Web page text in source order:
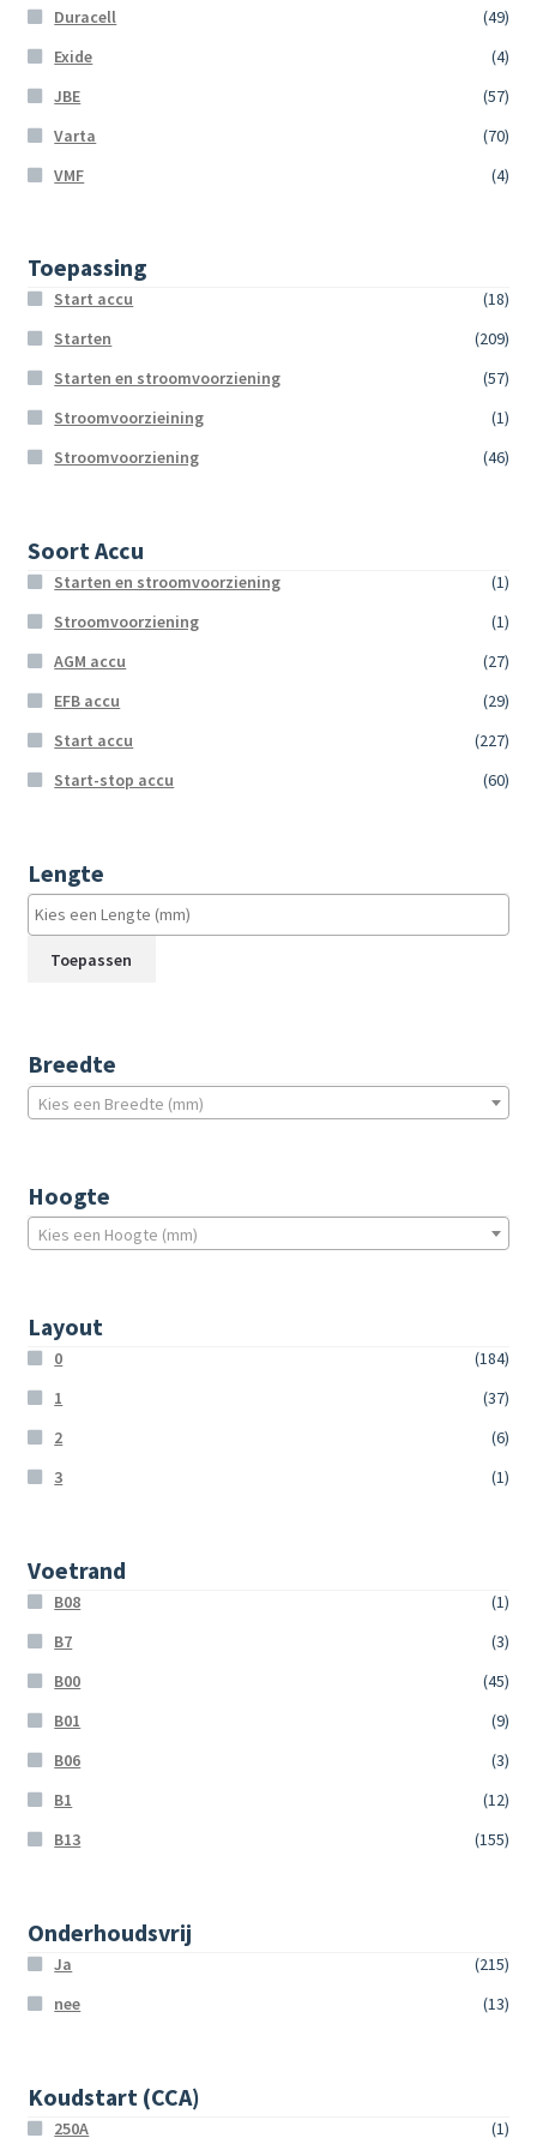
Duracell
(49)
Exide
(4)
JBE
(57)
Varta
(70)
VMF
(4)
Toepassing
Start accu
(18)
Starten
(209)
Starten en stroomvoorziening
(57)
Stroomvoorzieining
(1)
Stroomvoorziening
(46)
Soort Accu
Starten en stroomvoorziening
(1)
Stroomvoorziening
(1)
AGM accu
(27)
EFB accu
(29)
Start accu
(227)
Start-stop accu
(60)
Lengte
Toepassen
Breedte
Kies een Breedte (mm)
Hoogte
Kies een Hoogte (mm)
Layout
0
(184)
1
(37)
2
(6)
3
(1)
Voetrand
B08
(1)
B7
(3)
B00
(45)
B01
(9)
B06
(3)
B1
(12)
B13
(155)
Onderhoudsvrij
Ja
(215)
nee
(13)
Koudstart (CCA)
250A (1)